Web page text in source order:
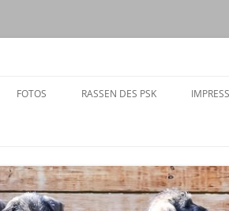
Inhalt
FOTOS RASSEN DES PSK